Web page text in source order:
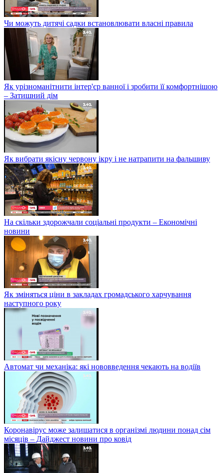
Чи можуть дитячі садки встановлювати власні правила
Як урізноманітнити інтер'єр ванної і зробити її комфортнішою
– Затишний дім
Як вибрати якісну червону ікру і не натрапити на фальшиву
На скільки здорожчали соціальні продукти – Економічні
новини
Як зміняться ціни в закладах громадського харчування
наступного року
Автомат чи механіка: які нововведення чекають на водіїв
Коронавірус може залишатися в організмі людини понад сім
місяців – Дайджест новини про ковід